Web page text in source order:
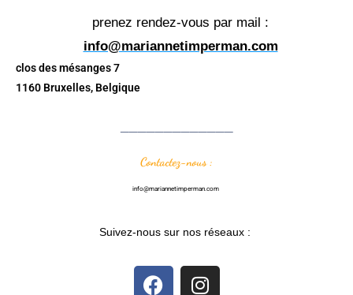
prenez rendez-vous par mail :
info@mariannetimperman.com
clos des mésanges 7
1160 Bruxelles, Belgique
Contactez-nous :
info@mariannetimperman.com
Suivez-nous sur nos réseaux :